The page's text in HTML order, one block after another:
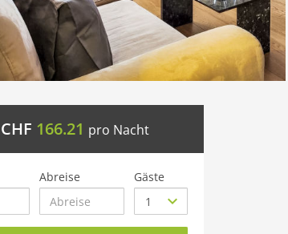
CHF 166.21 pro Nacht
Abreise Gäste